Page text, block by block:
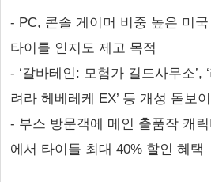
- PC, 콘솔 게이머 비중 높은 미
타이틀 인지도 제고 목적
- ‘갈바테인: 모험가 길드사무소’,
려라 헤베레케 EX’ 등 개성 돋보
- 부스 방문객에 메인 출품작 캐
에서 타이틀 최대 40% 할인 혜택